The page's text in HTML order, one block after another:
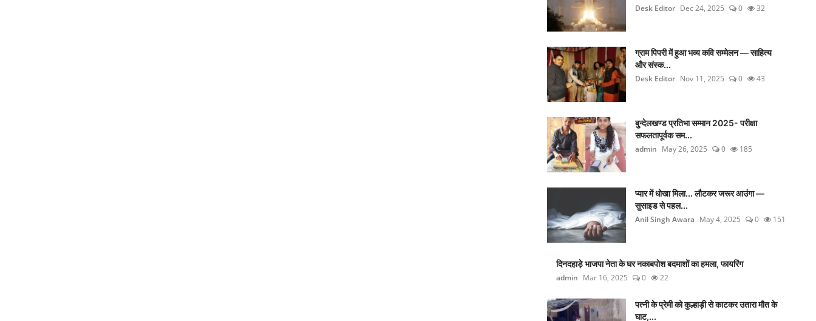
Desk Editor Dec 24, 2025 0 32
ग्राम पिपरी में हुआ भव्य कवि सम्मेलन — साहित्य
और संस्क...
Desk Editor Nov 11, 2025 0 43
बुन्देलखण्ड प्रतिभा सम्मान 2025- परीक्षा
सफलतापूर्वक सम...
admin May 26, 2025 0 185
प्यार में धोखा मिला... लौटकर जरूर आउंगा —
सुसाइड से पहल...
Anil Singh Awara May 4, 2025 0 151
दिनदहाड़े भाजपा नेता के घर नकाबपोश बदमाशों का हमला, फायरिंग
admin Mar 16, 2025 0 22
पत्नी के प्रेमी को कुल्हाड़ी से काटकर उतारा मौत के
घाट,...